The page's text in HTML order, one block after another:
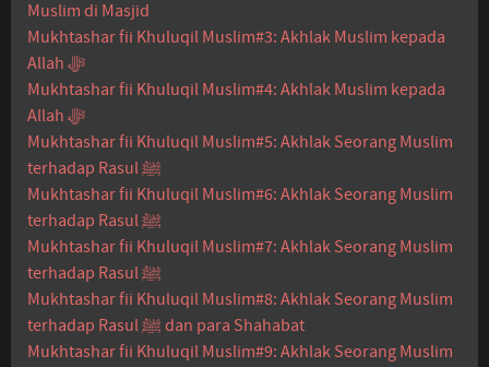
Muslim di Masjid
Mukhtashar fii Khuluqil Muslim#3: Akhlak Muslim kepada
Allah ﷻ
Mukhtashar fii Khuluqil Muslim#4: Akhlak Muslim kepada
Allah ﷻ
Mukhtashar fii Khuluqil Muslim#5: Akhlak Seorang Muslim
terhadap Rasul ﷺ
Mukhtashar fii Khuluqil Muslim#6: Akhlak Seorang Muslim
terhadap Rasul ﷺ
Mukhtashar fii Khuluqil Muslim#7: Akhlak Seorang Muslim
terhadap Rasul ﷺ
Mukhtashar fii Khuluqil Muslim#8: Akhlak Seorang Muslim
terhadap Rasul ﷺ dan para Shahabat
Mukhtashar fii Khuluqil Muslim#9: Akhlak Seorang Muslim